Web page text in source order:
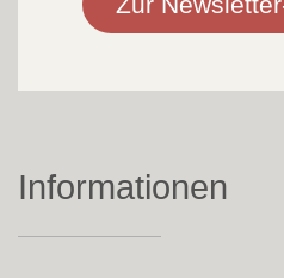
Informationen